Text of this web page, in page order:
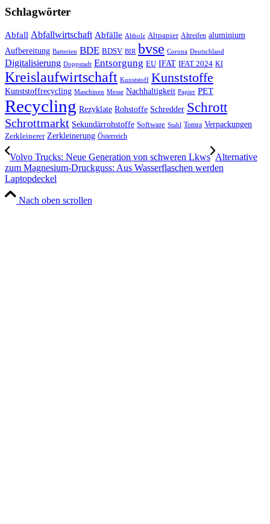
Schlagwörter
Abfall Abfallwirtschaft Abfälle Altholz Altpapier Altreifen aluminium
Aufbereitung Batterien BDE BDSV BIR bvse Corona Deutschland
Digitalisierung Doppstadt Entsorgung EU IFAT IFAT 2024 KI
Kreislaufwirtschaft Kunststoff Kunststoffe
Kunststoffrecycling Maschinen Messe Nachhaltigkeit Papier PET
Recycling Rezyklate Rohstoffe Schredder Schrott
Schrottmarkt Sekundärrohstoffe Software Stahl Tomra Verpackungen
Zerkleinerer Zerkleinerung Österreich
Volvo Trucks: Neue Generation von schweren Lkws Alternative
zum Magnesium-Druckguss: Aus Wasserflaschen werden
Laptopdeckel
Nach oben scrollen